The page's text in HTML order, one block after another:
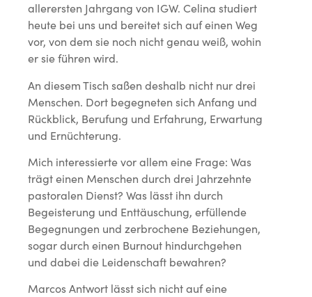
allerersten Jahrgang von IGW. Celina studiert
heute bei uns und bereitet sich auf einen Weg
vor, von dem sie noch nicht genau weiß, wohin
er sie führen wird.
An diesem Tisch saßen deshalb nicht nur drei
Menschen. Dort begegneten sich Anfang und
Rückblick, Berufung und Erfahrung, Erwartung
und Ernüchterung.
Mich interessierte vor allem eine Frage: Was
trägt einen Menschen durch drei Jahrzehnte
pastoralen Dienst? Was lässt ihn durch
Begeisterung und Enttäuschung, erfüllende
Begegnungen und zerbrochene Beziehungen,
sogar durch einen Burnout hindurchgehen
und dabei die Leidenschaft bewahren?
Marcos Antwort lässt sich nicht auf eine